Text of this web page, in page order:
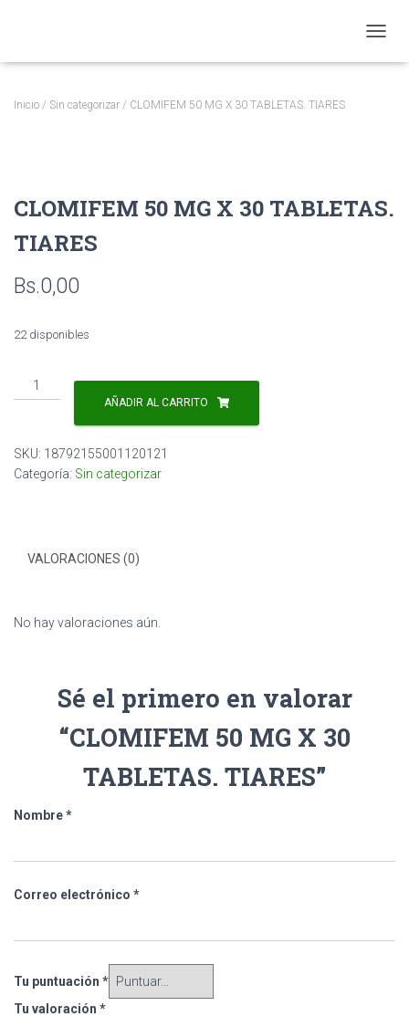
Inicio / Sin categorizar / CLOMIFEM 50 MG X 30 TABLETAS. TIARES
CLOMIFEM 50 MG X 30 TABLETAS.
TIARES
Bs.0,00
22 disponibles
CLOMIFEM
50
30
TABLETAS.
AÑADIR AL CARRITO
SKU: 18792155001120121
Categoría: Sin categorizar
VALORACIONES (0)
No hay valoraciones aún.
Sé el primero en valorar
“CLOMIFEM 50 MG X 30
TABLETAS. TIARES”
Nombre*
Correo electrónico *
Tu puntuación *
Tu valoración *